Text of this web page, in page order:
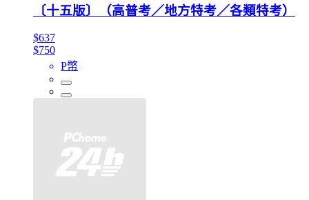
〔十五版〕（高普考／地方特考／各類特考）
$637
$750
P幣